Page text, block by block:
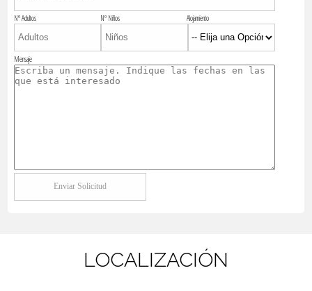
Nº Adultos Nº Niños Alojamiento
Mensaje
LOCALIZACIÓN